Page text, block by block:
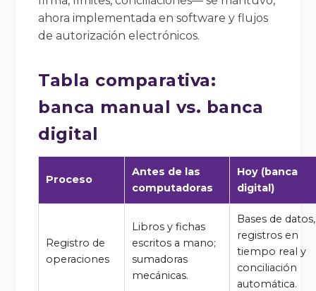
ahora implementada en software y flujos
de autorización electrónicos.
Tabla comparativa:
banca manual vs. banca
digital
Proceso
Antes de las
computadoras
Hoy (banca
digital)
Registro de
operaciones
Libros y fichas
escritos a mano;
sumadoras
mecánicas.
Bases de datos,
registros en
tiempo real y
conciliación
automática.